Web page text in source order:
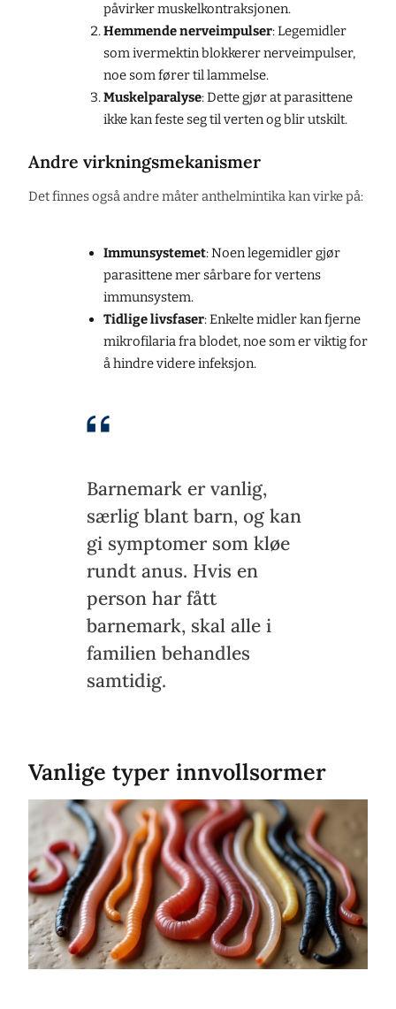
påvirker muskelkontraksjonen.
Hemmende nerveimpulser: Legemidler
som ivermektin blokkerer nerveimpulser,
noe som fører til lammelse.
Muskelparalyse: Dette gjør at parasittene
ikke kan feste seg til verten og blir utskilt.
Andre virkningsmekanismer
Det finnes også andre måter anthelmintika kan virke på:
Immunsystemet: Noen legemidler gjør
parasittene mer sårbare for vertens
immunsystem.
Tidlige livsfaser: Enkelte midler kan fjerne
mikrofilaria fra blodet, noe som er viktig for
å hindre videre infeksjon.
Barnemark er vanlig,
særlig blant barn, og kan
gi symptomer som kløe
rundt anus. Hvis en
person har fått
barnemark, skal alle i
familien behandles
samtidig.
Vanlige typer innvollsormer